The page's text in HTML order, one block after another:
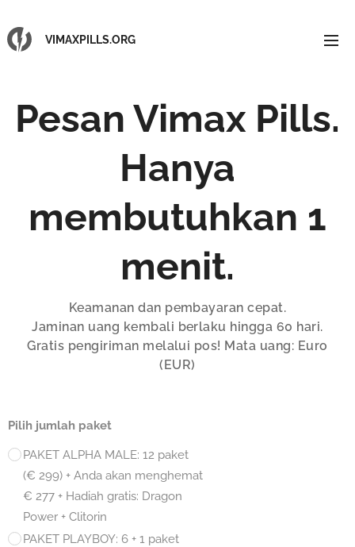
VIMAXPILLS.ORG
Pesan Vimax Pills.
Hanya
membutuhkan 1
menit.
Keamanan dan pembayaran cepat.
Jaminan uang kembali berlaku hingga 60 hari.
Gratis pengiriman melalui pos! Mata uang: Euro
(EUR)
Pilih jumlah paket
PAKET ALPHA MALE: 12 paket
(€ 299) + Anda akan menghemat
€ 277 + Hadiah gratis: Dragon
Power + Clitorin
PAKET PLAYBOY: 6 + 1 paket